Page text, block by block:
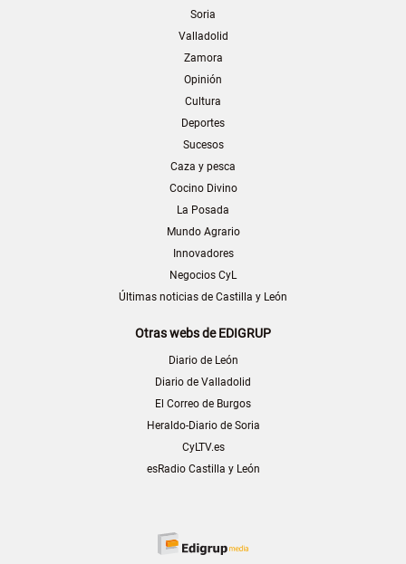
Soria
Valladolid
Zamora
Opinión
Cultura
Deportes
Sucesos
Caza y pesca
Cocino Divino
La Posada
Mundo Agrario
Innovadores
Negocios CyL
Últimas noticias de Castilla y León
Otras webs de EDIGRUP
Diario de León
Diario de Valladolid
El Correo de Burgos
Heraldo-Diario de Soria
CyLTV.es
esRadio Castilla y León